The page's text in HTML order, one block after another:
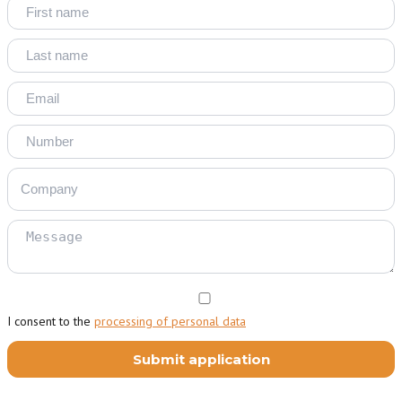
I consent to the processing of personal data